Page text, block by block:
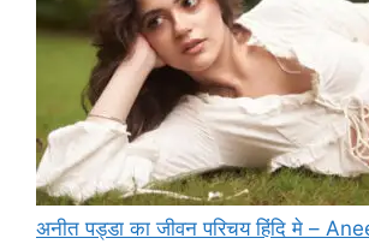
अनीत पड्डा का जीवन परिचय हिंदि मे –